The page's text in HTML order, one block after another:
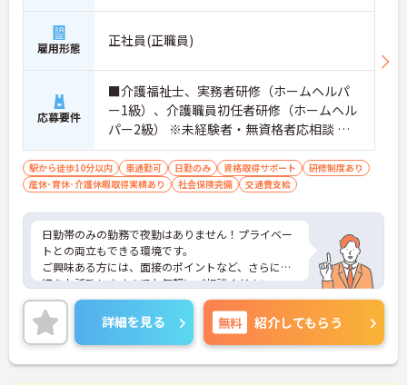
雇用形態 正社員(正職員)
応募要件
■介護福祉士、実務者研修（ホームヘルパ
ー1級）、介護職員初任者研修（ホームヘル
パー2級） ※未経験者・無資格者応相談 ※
普通自動車運転免許お持ちの方
駅から徒歩10分以内 車通勤可 日勤のみ 資格取得サポート
研修制度あり
産休･育休･介護休暇取得実績あり
社会保険完備 交通費支給
日勤帯のみの勤務で夜勤はありません！プライベー
トとの両立もできる環境です。
ご興味ある方には、面接のポイントなど、さらに詳
細をお話致しますのでお気軽にご相談ください。
詳細を見る 無料 紹介してもらう